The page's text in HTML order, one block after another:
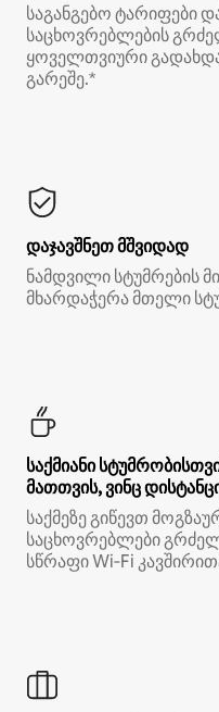
საგანგებო ტარიფები
საცხოვრებლების
ყოველთვიური
გარეშე.*
დაჯავშნეთ მშვიდად
ნამდვილი სტუმრების
მხარდაჭერა მთელი
საქმიანი
მათთვის, ვინც
საქმეზე გიწევთ
საცხოვრებლები
სწრაფი Wi‑Fi